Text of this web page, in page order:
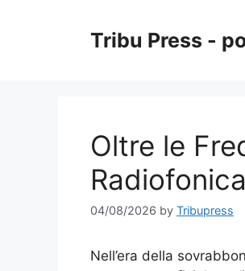
Tribu Press -
Oltre le
04/08/2026 by Tribupress
Nell’era della